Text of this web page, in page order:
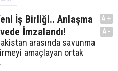
İş Birliği.. Anlaşma
İmzalandı!
arasında savunma
amaçlayan ortak
A+
A-